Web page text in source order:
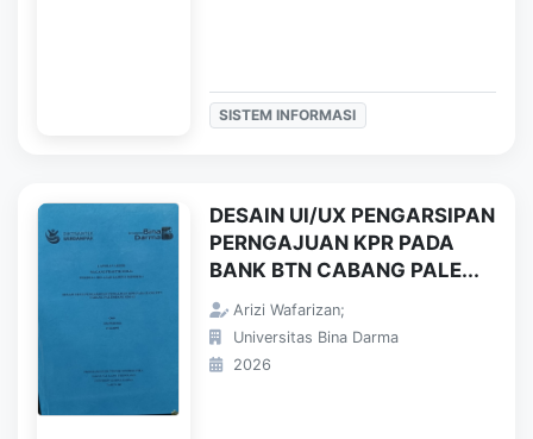
SISTEM INFORMASI
DESAIN UI/UX PENGARSIPAN
PERNGAJUAN KPR PADA
BANK BTN CABANG PALE...
Arizi Wafarizan;
Universitas Bina Darma
2026